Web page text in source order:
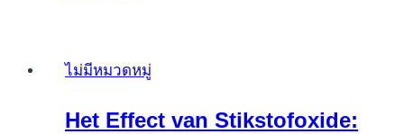
the
game
Completa
ไม่มีหมวดหมู่
Het Effect van Stikstofoxide: